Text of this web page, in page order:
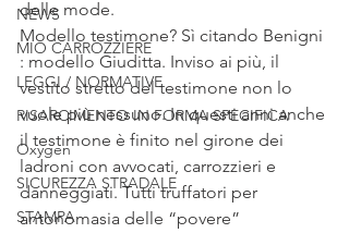
NEWS
MIO CARROZZIERE
LEGGI / NORMATIVE
RISARCIMENTO IN FORMA SPECIFICA
Oxygen
SICUREZZA STRADALE
STAMPA
delle mode.
Modello testimone? Sì citando Benigni
: modello Giuditta. Inviso ai più, il
vestito stretto del testimone non lo
vuole più nessuno. In questi anni anche
il testimone è finito nel girone dei
ladroni con avvocati, carrozzieri e
danneggiati. Tutti truffatori per
antonomasia delle “povere”